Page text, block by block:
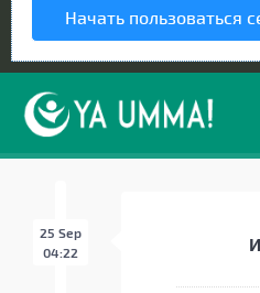
Начать пользоваться
25 Sep
04:22